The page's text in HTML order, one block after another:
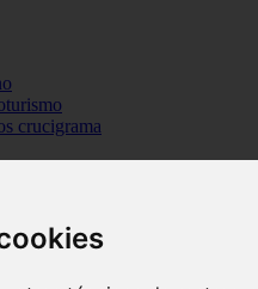
crucigrama